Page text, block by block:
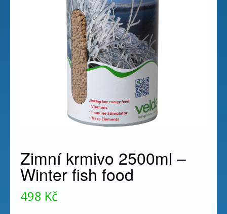
Zimní krmivo 2500ml –
Winter fish food
498 Kč